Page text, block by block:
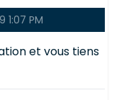
1:07 PM
et vous tiens